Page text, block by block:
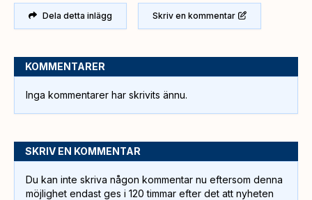
Dela detta inlägg Skriv en kommentar
KOMMENTARER
Inga kommentarer har skrivits ännu.
SKRIV EN KOMMENTAR
Du kan inte skriva någon kommentar nu eftersom denna
möjlighet endast ges i 120 timmar efter det att nyheten